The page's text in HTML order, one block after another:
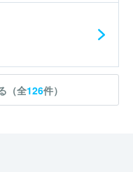
（全126件）